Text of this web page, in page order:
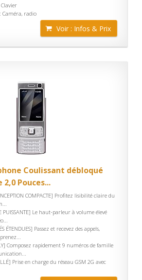
Caméra, radio
Voir : Infos & Prix
Coulissant débloqué
2,0 Pouces...
COMPACTE] Profitez lisibilité claire du
PUISSANTE] Le haut-parleur à volume élevé
ÉTENDUES] Passez et recevez des appels,
Composez rapidement 9 numéros de famille
Prise en charge du réseau GSM 2G avec